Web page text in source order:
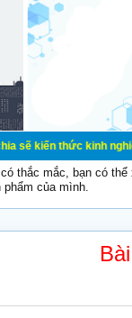
kinh nghiệm
thắc mắc, bạn có
phẩm của mình.